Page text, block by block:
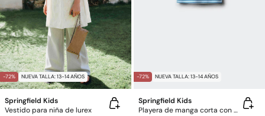
-72% NUEVA TALLA: 13-14 AÑOS
Springfield Kids
Vestido para niña de lurex
-72% NUEVA TALLA: 13-14 AÑOS
Springfield Kids
Playera de manga corta con hombros descubiertos para niña